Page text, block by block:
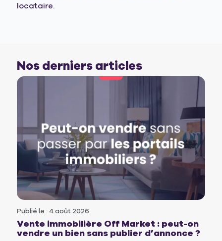
locataire.
Nos derniers articles
Publié le : 4 août 2026
Vente immobilière Off Market : peut-on
vendre un bien sans publier d’annonce ?